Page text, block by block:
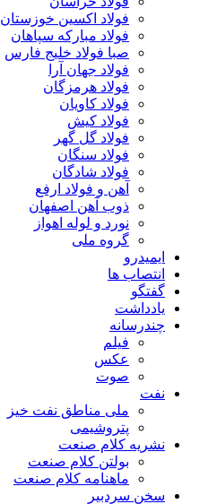
فولاد اکسین خوزستان
فولاد مبارکه سپاهان
صبا فولاد خلیج فارس
فولاد جهان آرا
فولاد هرمزگان
فولاد کاویان
فولاد کیش
فولاد گل گهر
فولاد سنگان
فولاد شادگان
آهن و فولاد ارفع
ذوب آهن اصفهان
نورد و لوله اهواز
گروه ملی
ایمیدرو
انتصاب ها
گفتگو
یادداشت
چندرسانه
فیلم
عکس
صوت
نفت
ملی مناطق نفت خیز
پتروشیمی
نشریه کلام صنعت
بولتن کلام صنعت
ماهنامه کلام صنعت
سخن سردبیر